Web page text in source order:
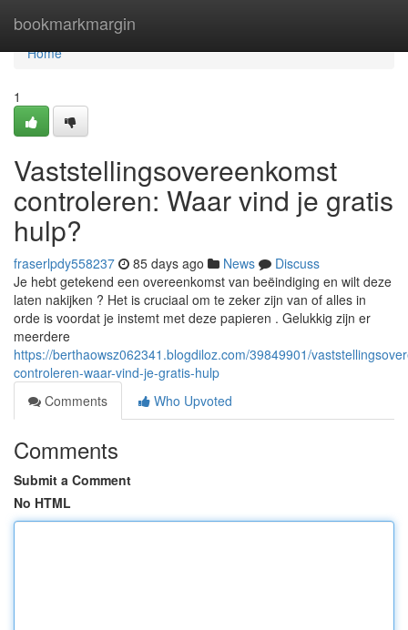
bookmarkmargin
Home
Home
1
Vaststellingsovereenkomst
controleren: Waar vind je gratis
hulp?
fraserlpdy558237 85 days ago News
Discuss
Je hebt getekend een overeenkomst van beëindiging en wilt deze
laten nakijken ? Het is cruciaal om te zeker zijn van of alles in
orde is voordat je instemt met deze papieren . Gelukkig zijn er
meerdere
https://berthaowsz062341.blogdiloz.com/39849901/
controleren-waar-vind-je-gratis-hulp
Comments
Who Upvoted
Comments
Submit a Comment
No HTML